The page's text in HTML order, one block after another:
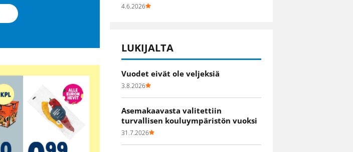
4.6.2026
LUKIJALTA
Vuodet eivät ole veljeksiä
3.8.2026
Asemakaavasta valitettiin
turvallisen kouluympäristön vuoksi
31.7.2026